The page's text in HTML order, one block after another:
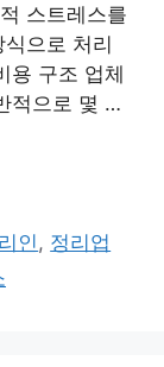
스트레스를
으로 처리
용 구조 업체
적으로 몇 …
인, 정리업